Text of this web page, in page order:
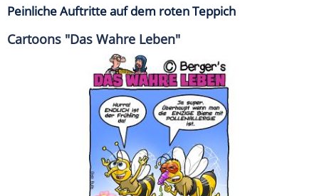
Peinliche Auftritte auf dem roten Teppich
Cartoons "Das Wahre Leben"